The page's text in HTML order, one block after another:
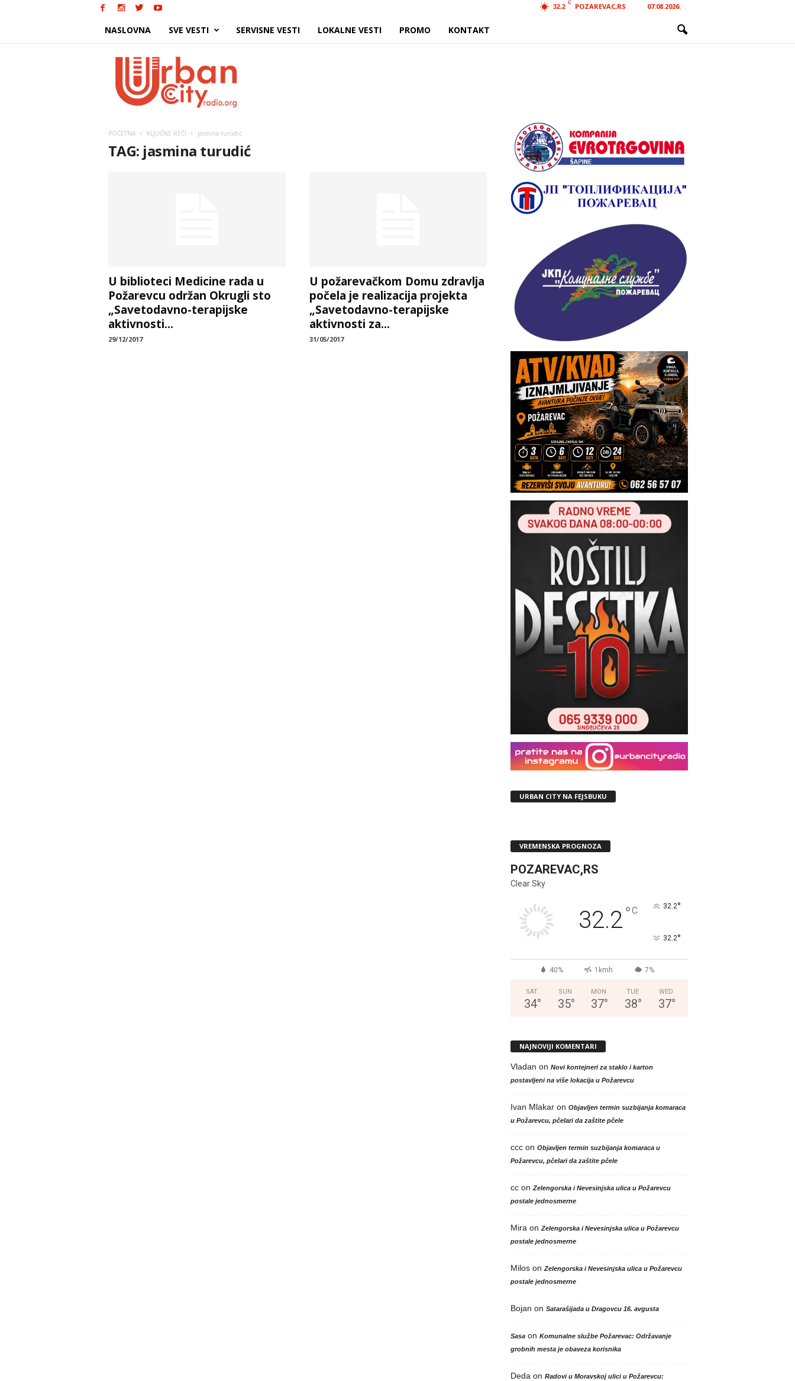
32.2
C POZAREVAC,RS 07.08.2026.
NASLOVNA SVE VESTI SERVISNE VESTI LOKALNE VESTI PROMO KONTAKT
POČETNA KLJUČNE REČI Jasmina turudić
TAG: jasmina turudić
U biblioteci Medicine rada u
Požarevcu održan Okrugli sto
„Savetodavno-terapijske
aktivnosti...
29/12/2017
U požarevačkom Domu zdravlja
počela je realizacija projekta
„Savetodavno-terapijske
aktivnosti za...
31/05/2017
URBAN CITY NA FEJSBUKU
VREMENSKA PROGNOZA
POZAREVAC,RS
Clear Sky
32.2°C 32.2°
32.2°
40% 1kmh 7%
SAT
34°
SUN
35°
MON
37°
TUE
38°
WED
37°
NAJNOVIJI KOMENTARI
Vladan on Novi kontejneri za staklo i karton
postavljeni na više lokacija u Požarevcu
Ivan Mlakaron Objavljen termin suzbijanja komaraca
u Požarevcu, pčelari da zaštite pčele
cccon Objavljen termin suzbijanja komaraca u
Požarevcu, pčelari da zaštite pčele
ccon Zelengorska i Nevesinjska ulica u Požarevcu
postale jednosmerne
Mira on Zelengorska i Nevesinjska ulica u Požarevcu
postale jednosmerne
Miloson Zelengorska i Nevesinjska ulica u Požarevcu
postale jednosmerne
Bojan on Satarašijada u Dragovcu 16. avgusta
Sasaon Komunalne službe Požarevac: Održavanje
grobnih mesta je obaveza korisnika
Deda on Radovi u Moravskoj ulici u Požarevcu: